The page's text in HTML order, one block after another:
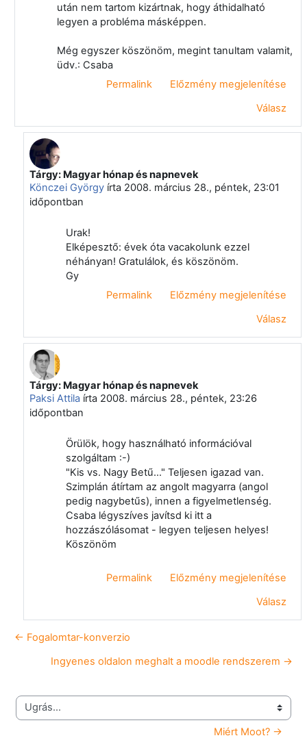
után nem tartom kizártnak, hogy áthidalható
legyen a probléma másképpen.
Még egyszer köszönöm, megint tanultam valamit,
üdv.: Csaba
Permalink
Előzmény megjelenítése
Válasz
Válasz erre: Vágvölgyi Csaba
Tárgy: Magyar hónap és napnevek
Könczei Györgyírta 2008. március 28., péntek, 23:01
időpontban
Urak!
Elképesztő: évek óta vacakolunk ezzel
néhányan! Gratulálok, és köszönöm.
Gy
Permalink
Előzmény megjelenítése
Válasz
Válasz erre: Vágvölgyi Csaba
Tárgy: Magyar hónap és napnevek
Paksi Attilaírta 2008. március 28., péntek, 23:26
időpontban
Örülök, hogy használható információval
szolgáltam :-)
"Kis vs. Nagy Betű..." Teljesen igazad van.
Szimplán átírtam az angolt magyarra (angol
pedig nagybetűs), innen a figyelmetlenség.
Csaba légyszíves javítsd ki itt a
hozzászólásomat - legyen teljesen helyes!
Köszönöm
Permalink
Előzmény megjelenítése
Válasz
← Fogalomtar-konverzio
Ingyenes oldalon meghalt a moodle rendszerem →
Ugrás...
Miért Moot? →